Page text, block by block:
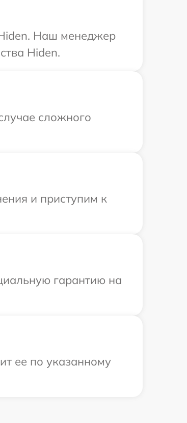
Hiden. Наш менеджер
Hiden.
сложного
и приступим к
гарантию на
ее по указанному